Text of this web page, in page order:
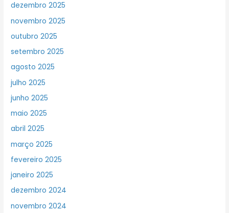
dezembro 2025
novembro 2025
outubro 2025
setembro 2025
agosto 2025
julho 2025
junho 2025
maio 2025
abril 2025
março 2025
fevereiro 2025
janeiro 2025
dezembro 2024
novembro 2024